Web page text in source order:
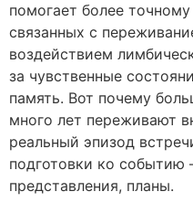
помогает более
связанных с
воздействием
за чувственные
память. Вот почему
много лет переживают
реальный эпизод
подготовки ко
представления, планы.